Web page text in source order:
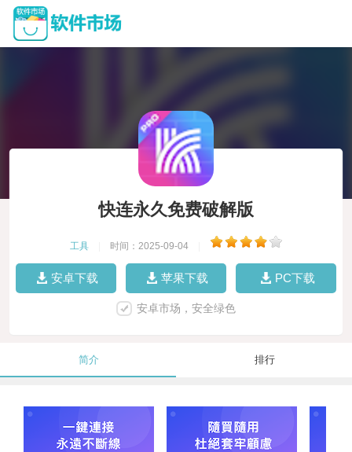
快连永久免费破解版
工具 时间：2025-09-04
安卓下载 苹果下载 PC下载
安卓市场，安全绿色
简介 排行